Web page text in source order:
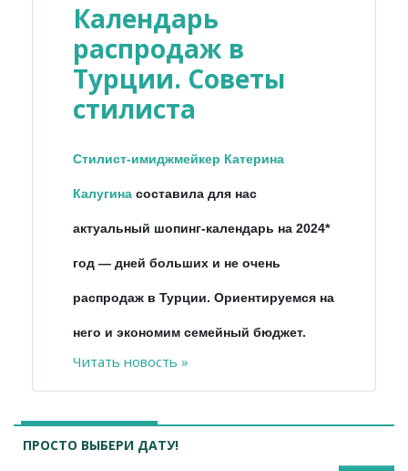
Календарь
распродаж в
Турции. Советы
стилиста
Стилист-имиджмейкер Катерина
Калугина составила для нас
актуальный шопинг-календарь на 2024*
год — дней больших и не очень
распродаж в Турции. Ориентируемся на
него и экономим семейный бюджет.
Читать новость »
ПРОСТО ВЫБЕРИ ДАТУ!